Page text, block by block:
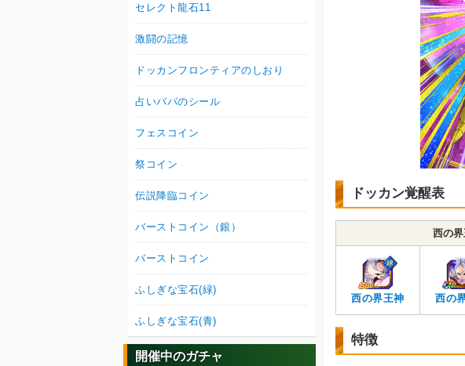
ドッカン覚醒表
西の
西の界王神 西の
特徴
セレクト龍石11
激闘の記憶
ドッカンフロンティアのしおり
占いババのシール
フェスコイン
祭コイン
伝説降臨コイン
バーストコイン（銀）
バーストコイン
ふしぎな宝石(緑)
ふしぎな宝石(青)
開催中のガチャ